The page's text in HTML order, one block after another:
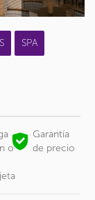
SPA
o
Garantía
de precio